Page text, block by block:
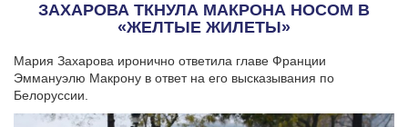
ЗАХАРОВА ТКНУЛА МАКРОНА НОСОМ В
«ЖЕЛТЫЕ ЖИЛЕТЫ»
Мария Захарова иронично ответила главе Франции
Эммануэлю Макрону в ответ на его высказывания по
Белоруссии.